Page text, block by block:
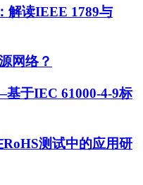
解读IEEE 1789与
网络？
于IEC 61000-4-9标
测试中的应用研